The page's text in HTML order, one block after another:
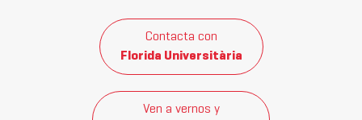
Contacta con
Florida Universitària
Ven a vernos y